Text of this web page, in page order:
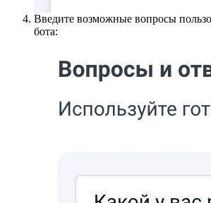
Введите возможные вопросы
бота: